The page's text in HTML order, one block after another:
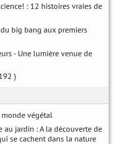
: 12 histoires vraies de
big bang aux premiers
- Une lumière venue de
)
végétal
au jardin : A la découverte de
se cachent dans la nature